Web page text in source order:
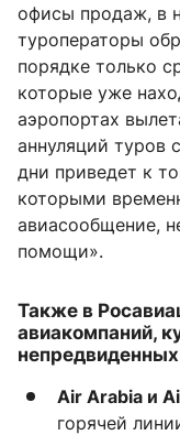
офисы продаж, в
туроператоры
порядке только
которые уже
аэропортах
аннуляций туров
дни приведет к
которыми
авиасообщение,
помощи».
Также в
авиакомпаний,
Air Arabia и
горячей